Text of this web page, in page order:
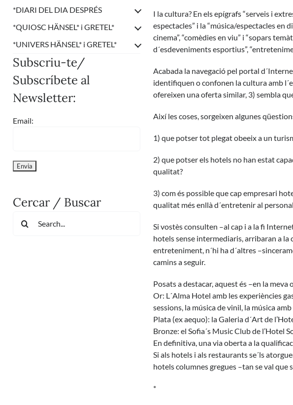
*DIARI DEL DIA DESPRÉS
*QUIOSC HÄNSEL* i GRETEL*
*UNIVERS HÄNSEL* i GRETEL*
Subscriu-te/
Subscríbete al
Newsletter:
Email:
Cercar / Buscar
for:
I la cultura? En els epígrafs “serveis i
espectacles” i la “música/espectacles en
cinema”, “comèdies en viu” i “sopars
d´esdeveniments esportius”,
Acabada la navegació pel portal
identifiquen o confonen la cultura amb
ofereixen una oferta similar, 3) sembla
Així les coses, sorgeixen algunes
1) que potser tot plegat obeeix a un
2) que potser els hotels no han estat
qualitat?
3) com és possible que cap empresari
qualitat més enllà d´entretenir al
Si vostès consulten –al cap i a la fi
hotels sense intermediaris, arribaran a la
entreteniment, n´hi ha d´altres
camins a seguir.
Posats a destacar, aquest és –en la
Or: L´Alma Hotel amb les experiències
sessions, la música de vinil, la música
Plata (ex aequo): la Galeria d´Art de l’
Bronze: el Sofia´s Music Club de l’Hotel
En definitiva, una via oberta a la
Si als hotels i als restaurants se´ls
hotels columnes gregues –tan se val
*